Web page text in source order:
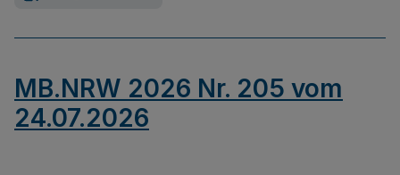
MB.NRW 2026 Nr. 205 vom
24.07.2026